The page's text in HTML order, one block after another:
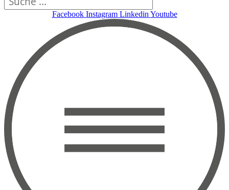
Facebook Instagram Linkedin Youtube